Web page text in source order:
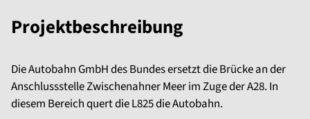
Projektbeschreibung
Die Autobahn GmbH des Bundes ersetzt die Brücke an der
Anschlussstelle Zwischenahner Meer im Zuge der A28. In
diesem Bereich quert die L825 die Autobahn.